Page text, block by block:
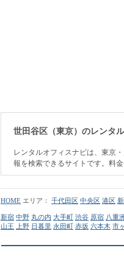
世田谷区（東京）のレンタ
レンタルオフィスナビは、東京
報を検索できるサイトです。料
HOME エリア： 千代田区 中央区 港区
新宿 中野 丸の内 大手町 渋谷 原宿 八重洲
山王
上野 日暮里 永田町 赤坂 六本木 市